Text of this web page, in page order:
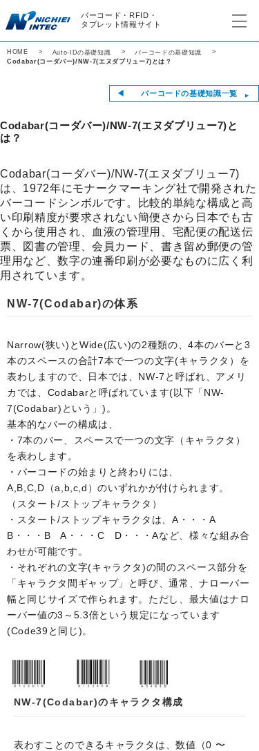
バーコード・RFID・
タブレット情報サイト
HOME Auto-IDの基礎知識
バーコードの基礎知識
Codabar(コーダバー)/NW-7(エヌダブリュー7)とは？
◀︎ バーコードの基礎知識一覧
Codabar(コーダバー)/NW-7(エヌダブリュー7)と
は？
Codabar(コーダバー)/NW-7(エヌダブリュー7)
は、1972年にモナークマーキング社で開発された
バーコードシンボルです。比較的単純な構成と高
い印刷精度が要求されない簡便さから日本でも古
くから使用され、血液の管理用、宅配便の配送伝
票、図書の管理、会員カード、書き留め郵便の管
理用など、数字の連番印刷が必要なものに広く利
用されています。
NW-7(Codabar)の体系
Narrow(狭い)とWide(広い)の2種類の、4本のバーと3
本のスペースの合計7本で一つの文字(キャラクタ）を
表わしますので、日本では、NW-7と呼ばれ、アメリ
カでは、Codabarと呼ばれています(以下「NW-
7(Codabar)という」)。
基本的なバーの構成は、
・7本のバー、スペースで一つの文字（キャラクタ）
を表わします。
・バーコードの始まりと終わりには、
A,B,C,D（a,b,c,d）のいずれかが付けられます。
（スタート/ストップキャラクタ）
・スタート/ストップキャラクタは、A・・・A
B・・・B A・・・C D・・・Aなど、様々な組み合
わせが可能です。
・それぞれの文字(キャラクタ)の間のスペース部分を
「キャラクタ間ギャップ」と呼び、通常、ナローバー
幅と同じサイズで作られます。ただし、最大値はナロ
ーバー値の3～5.3倍という規定になっています
(Code39と同じ)。
NW-7(Codabar)のキャラクタ構成
表わすことのできるキャラクタは、数値（0 〜